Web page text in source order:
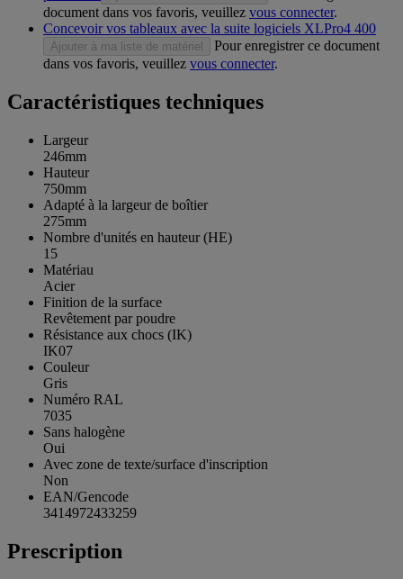
document dans vos favoris, veuillez vous connecter.
Concevoir vos tableaux avec la suite logiciels XLPro4 400
Ajouter à ma liste de matériel
Pour enregistrer ce document
dans vos favoris, veuillez vous connecter.
Caractéristiques techniques
Largeur
246mm
Hauteur
750mm
Adapté à la largeur de boîtier
275mm
Nombre d'unités en hauteur (HE)
15
Matériau
Acier
Finition de la surface
Revêtement par poudre
Résistance aux chocs (IK)
IK07
Couleur
Gris
Numéro RAL
7035
Sans halogène
Oui
Avec zone de texte/surface d'inscription
Non
EAN/Gencode
3414972433259
Prescription